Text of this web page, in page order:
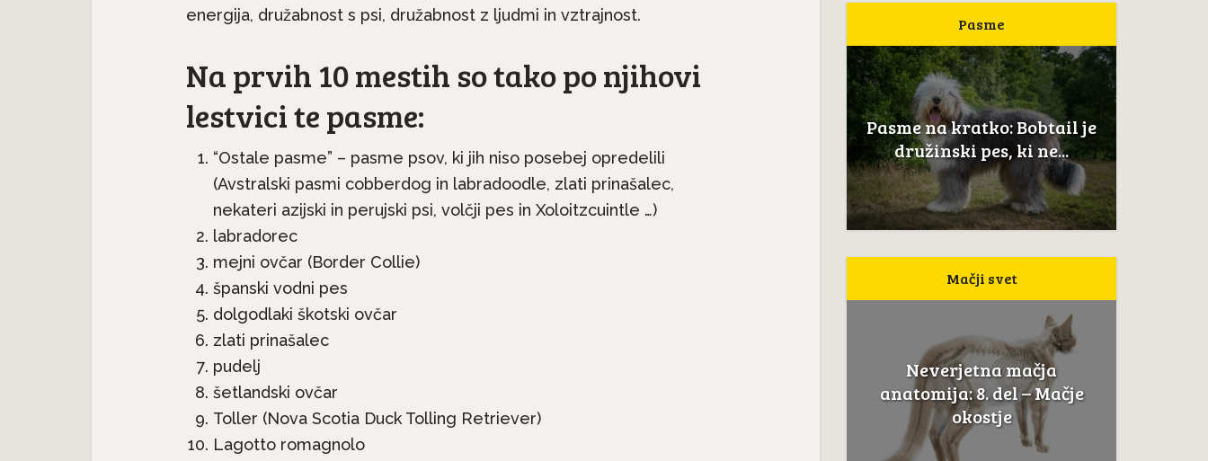
energija, družabnost s psi, družabnost z ljudmi in vztrajnost.
Na prvih 10 mestih so tako po njihovi
lestvici te pasme:
“Ostale pasme” – pasme psov, ki jih niso posebej opredelili
(Avstralski pasmi cobberdog in labradoodle, zlati prinašalec,
nekateri azijski in perujski psi, volčji pes in Xoloitzcuintle …)
labradorec
mejni ovčar (Border Collie)
španski vodni pes
dolgodlaki škotski ovčar
zlati prinašalec
pudelj
šetlandski ovčar
Toller (Nova Scotia Duck Tolling Retriever)
Lagotto romagnolo
Pasme
Predstavljamo pasme:
Havanski bišon, majhen...
Pasme na kratko: Irski
ne...
si vedno želi biti skupaj...
Pasme na kratko: Bobtail je
družinski pes, ki ne...
Mačji svet
Neverjetna mačja
anatomija: 7. del – Mačji rep
zobje
Neverjetna mačja
anatomija: 8. del – Mačje
okostje